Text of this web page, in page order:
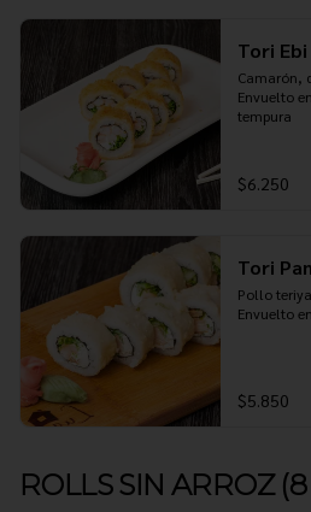
Tori
Camarón,
Envuelto
tempura
$6.250
Tori
Pollo
Envuelto
$5.850
ROLLS SIN ARROZ